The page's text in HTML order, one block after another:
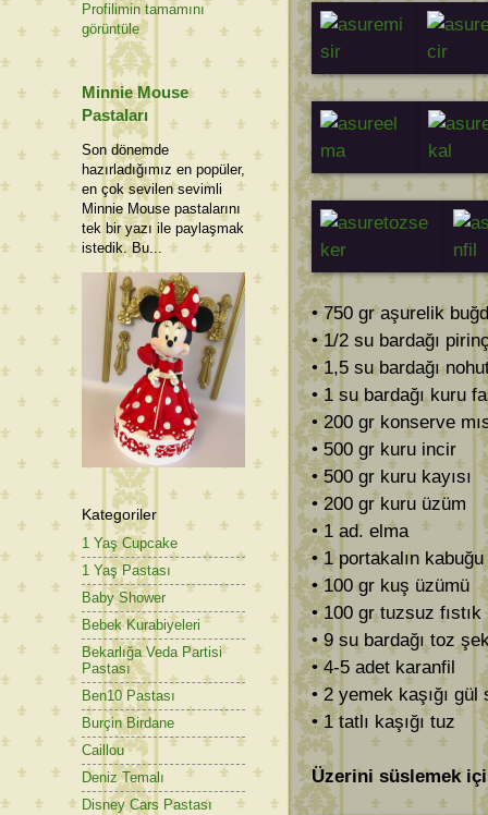
• 750 gr aşurelik
• 1/2 su bardağı
• 1,5 su bardağı
• 1 su bardağı kuru
• 200 gr konserve
• 500 gr kuru incir
• 500 gr kuru kayısı
• 200 gr kuru üzüm
• 1 ad. elma
• 1 portakalın kabuğu
• 100 gr kuş üzümü
• 100 gr tuzsuz fıstık
• 9 su bardağı toz
• 4-5 adet karanfil
• 2 yemek kaşığı gül
• 1 tatlı kaşığı tuz
Üzerini süslemek
Profilimin tamamını
görüntüle
Minnie Mouse
Pastaları
Son dönemde
hazırladığımız en popüler,
en çok sevilen sevimli
Minnie Mouse pastalarını
tek bir yazı ile paylaşmak
istedik. Bu...
Kategoriler
1 Yaş Cupcake
1 Yaş Pastası
Baby Shower
Bebek Kurabiyeleri
Bekarlığa Veda Partisi
Pastası
Ben10 Pastası
Burçin Birdane
Caillou
Deniz Temalı
Disney Cars Pastası